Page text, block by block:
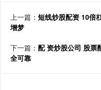
上一篇： 短线炒股配资 10倍
增梦
下一篇： 配 资炒股公司 股票
全可靠